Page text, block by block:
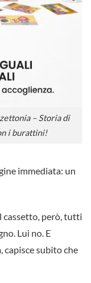
– Storia di
i burattini!
immediata: un
cassetto, però, tutti
Lui no. E
capisce subito che